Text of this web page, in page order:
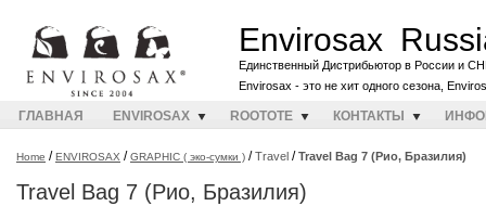
Envirosax
Единственный Дистрибьютор в России и
Envirosax - это не хит одного сезона,
ГЛАВНАЯ ENVIROSAX ROOTOTE КОНТАКТЫ
Home /ENVIROSAX /GRAPHIC ( эко-сумки ) /Travel /Travel Bag 7 (Рио, Бразилия)
Travel Bag 7 (Рио, Бразилия)